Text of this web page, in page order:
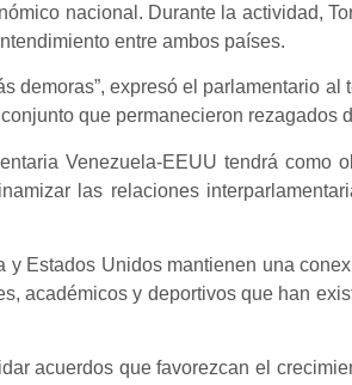
nacional. Durante la actividad,
entre ambos países.
demoras”, expresó el parlamentario
que permanecieron rezagados
Venezuela-EEUU tendrá como
las relaciones
Estados Unidos mantienen una
académicos y deportivos que han
acuerdos que favorezcan el